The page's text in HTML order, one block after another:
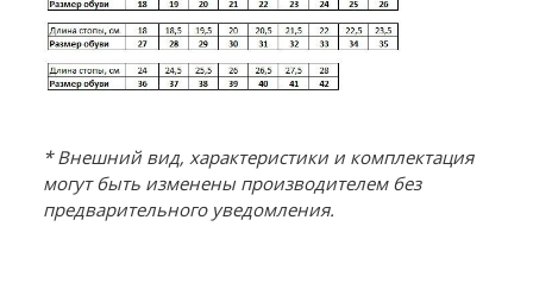
* Внешний вид, характеристики и комплектация
могут быть изменены производителем без
предварительного уведомления.